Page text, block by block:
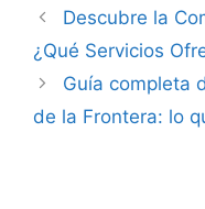
Navegación
de
entradas
Descubre la
¿Qué Servicios
Guía completa
de la Frontera: lo